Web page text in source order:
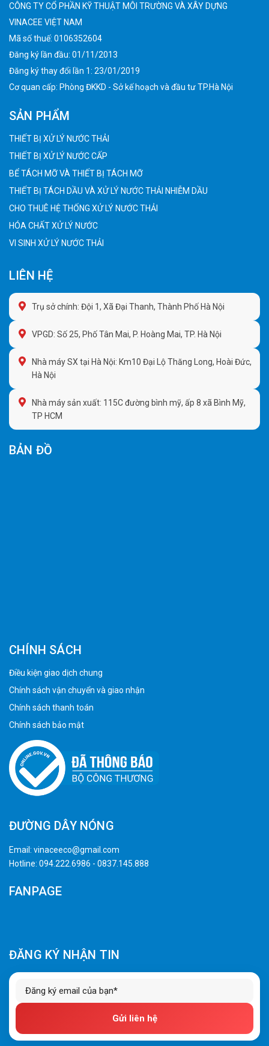
CÔNG TY CỔ PHẦN KỸ THUẬT MÔI TRƯỜNG VÀ XÂY DỰNG
VINACEE VIỆT NAM
Mã số thuế: 0106352604
Đăng ký lần đầu: 01/11/2013
Đăng ký thay đổi lần 1: 23/01/2019
Cơ quan cấp: Phòng ĐKKD - Sở kế hoạch và đầu tư TP.Hà Nội
SẢN PHẨM
THIẾT BỊ XỬ LÝ NƯỚC THẢI
THIẾT BỊ XỬ LÝ NƯỚC CẤP
BỂ TÁCH MỠ VÀ THIẾT BỊ TÁCH MỠ
THIẾT BỊ TÁCH DẦU VÀ XỬ LÝ NƯỚC THẢI NHIỄM DẦU
CHO THUÊ HỆ THỐNG XỬ LÝ NƯỚC THẢI
HÓA CHẤT XỬ LÝ NƯỚC
VI SINH XỬ LÝ NƯỚC THẢI
LIÊN HỆ
Trụ sở chính: Đội 1, Xã Đại Thanh, Thành Phố Hà Nội
VPGD: Số 25, Phố Tân Mai, P. Hoàng Mai, TP. Hà Nội
Nhà máy SX tại Hà Nội: Km10 Đại Lộ Thăng Long, Hoài Đức,
Hà Nội
Nhà máy sản xuất: 115C đường bình mỹ, ấp 8 xã Bình Mỹ,
TP HCM
BẢN ĐỒ
CHÍNH SÁCH
Điều kiện giao dịch chung
Chính sách vận chuyển và giao nhận
Chính sách thanh toán
Chính sách bảo mật
ĐƯỜNG DÂY NÓNG
Email: vinaceeco@gmail.com
Hotline: 094.222.6986 - 0837.145.888
FANPAGE
ĐĂNG KÝ NHẬN TIN
Gửi liên hệ